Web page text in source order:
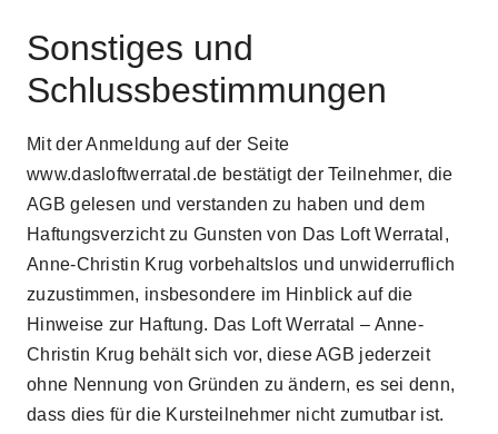
Sonstiges und
Schlussbestimmungen
Mit der Anmeldung auf der Seite
www.dasloftwerratal.de bestätigt der Teilnehmer, die
AGB gelesen und verstanden zu haben und dem
Haftungsverzicht zu Gunsten von Das Loft Werratal,
Anne-Christin Krug vorbehaltslos und unwiderruflich
zuzustimmen, insbesondere im Hinblick auf die
Hinweise zur Haftung. Das Loft Werratal – Anne-
Christin Krug behält sich vor, diese AGB jederzeit
ohne Nennung von Gründen zu ändern, es sei denn,
dass dies für die Kursteilnehmer nicht zumutbar ist.